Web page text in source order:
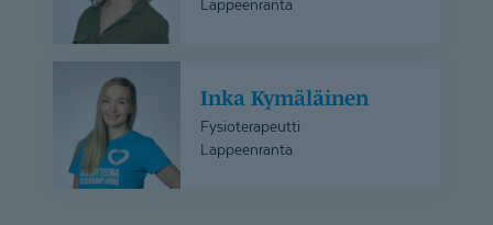
Lappeenranta
Kymäläinen
Inka Kymäläinen
Fysioterapeutti
Lappeenranta